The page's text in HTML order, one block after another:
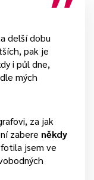
delší dobu
pak je
i půl dne,
mých
za jak
zabere někdy
jsem ve